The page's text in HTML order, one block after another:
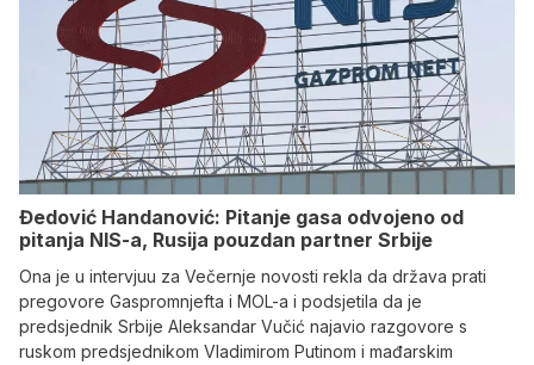
Đedović Handanović: Pitanje gasa odvojeno od
pitanja NIS-a, Rusija pouzdan partner Srbije
Ona je u intervjuu za Večernje novosti rekla da država prati
pregovore Gaspromnjefta i MOL-a i podsjetila da je
predsjednik Srbije Aleksandar Vučić najavio razgovore s
ruskom predsjednikom Vladimirom Putinom i mađarskim